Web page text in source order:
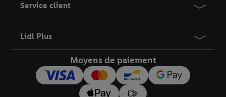
Service client
Lidl Plus
Moyens de paiement